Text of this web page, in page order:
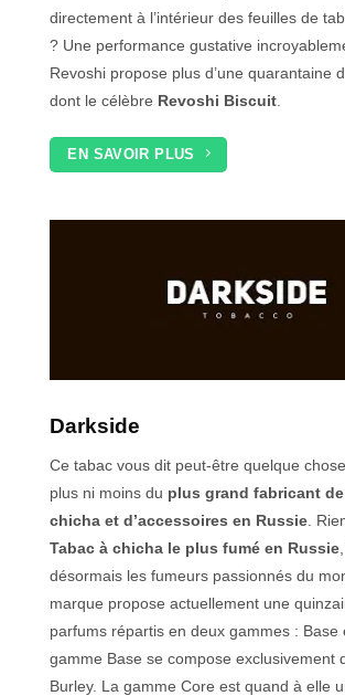
directement à l’intérieur des feuilles de
? Une performance gustative
Revoshi propose plus d’une quarantaine
dont le célèbre Revoshi Biscuit
EN SAVOIR PLUS
Darkside
Ce tabac vous dit peut-être quelque
plus ni moins du plus grand fabricant
chicha et d’accessoires en Russie .
Tabac à chicha le plus fumé en Russie
désormais les fumeurs passionnés du
marque propose actuellement une
parfums répartis en deux gammes : Base
gamme Base se compose exclusivement
Burley. La gamme Core est quand à elle